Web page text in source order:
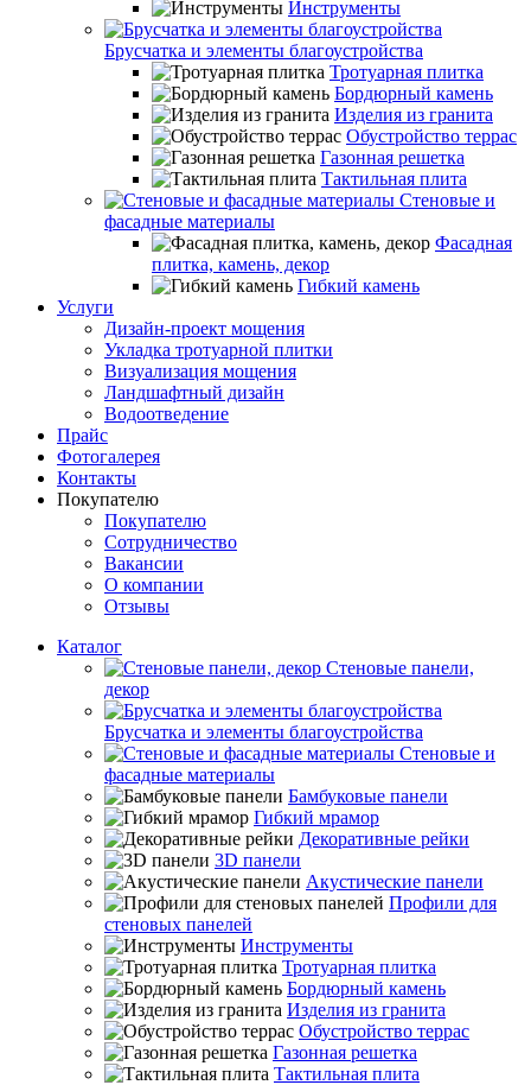
Инструменты
Брусчатка и элементы благоустройства
Тротуарная плитка
Бордюрный камень
Изделия из гранита
Обустройство террас
Газонная решетка
Тактильная плита
Стеновые и
фасадные материалы
Фасадная
плитка, камень, декор
Гибкий камень
Услуги
Дизайн-проект мощения
Укладка тротуарной плитки
Визуализация мощения
Ландшафтный дизайн
Водоотведение
Прайс
Фотогалерея
Контакты
Покупателю
Покупателю
Сотрудничество
Вакансии
О компании
Отзывы
Каталог
Стеновые панели,
декор
Брусчатка и элементы благоустройства
Стеновые и
фасадные материалы
Бамбуковые панели
Гибкий мрамор
Декоративные рейки
3D панели
Акустические панели
Профили для
стеновых панелей
Инструменты
Тротуарная плитка
Бордюрный камень
Изделия из гранита
Обустройство террас
Газонная решетка
Тактильная плита